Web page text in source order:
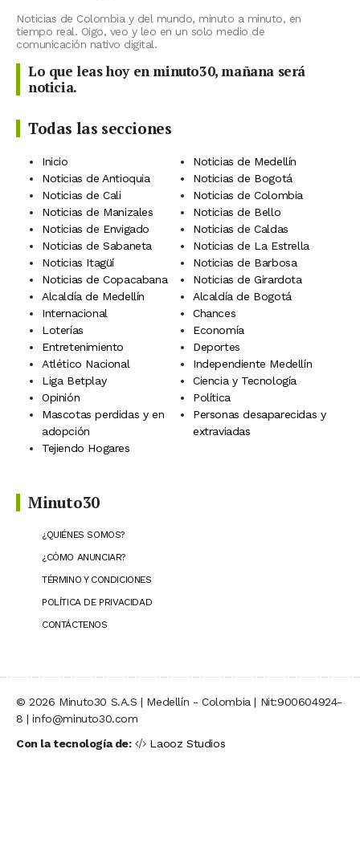
Noticias de Colombia y del mundo, minuto a minuto, en
tiempo real. Oigo, veo y leo en un solo medio de
comunicación nativo digital.
Lo que leas hoy en minuto30, mañana será
noticia.
Todas las secciones
Inicio
Noticias de Medellín
Noticias de Antioquia
Noticias de Bogotá
Noticias de Cali
Noticias de Colombia
Noticias de Manizales
Noticias de Bello
Noticias de Envigado
Noticias de Caldas
Noticias de Sabaneta
Noticias de La Estrella
Noticias Itagüí
Noticias de Barbosa
Noticias de Copacabana
Noticias de Girardota
Alcaldía de Medellín
Alcaldía de Bogotá
Internacional
Chances
Loterías
Economía
Entretenimiento
Deportes
Atlético Nacional
Independiente Medellín
Liga Betplay
Ciencia y Tecnología
Opinión
Política
Mascotas perdidas y en
adopción
Personas desaparecidas y
extraviadas
Tejiendo Hogares
Minuto30
¿QUIÉNES SOMOS?
¿CÓMO ANUNCIAR?
TÉRMINO Y CONDICIONES
POLÍTICA DE PRIVACIDAD
CONTÁCTENOS
© 2026 Minuto30 S.A.S | Medellín - Colombia | Nit:900604924-
8 | info@minuto30.com
Con la tecnología de:
Laooz Studios